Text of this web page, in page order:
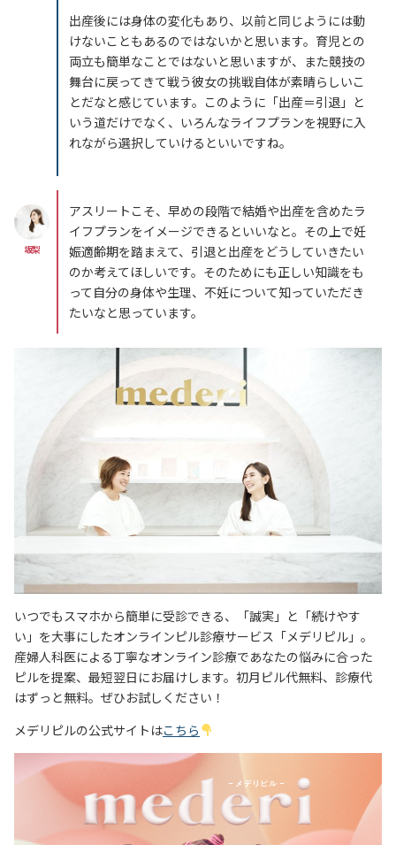
出産後には身体の変化もあり、以前と同じようには動
けないこともあるのではないかと思います。育児との
両立も簡単なことではないと思いますが、また競技の
舞台に戻ってきて戦う彼女の挑戦自体が素晴らしいこ
とだなと感じています。このように「出産＝引退」と
いう道だけでなく、いろんなライフプランを視野に入
れながら選択していけるといいですね。
坂梨
アスリートこそ、早めの段階で結婚や出産を含めたラ
イフプランをイメージできるといいなと。その上で妊
娠適齢期を踏まえて、引退と出産をどうしていきたい
のか考えてほしいです。そのためにも正しい知識をも
って自分の身体や生理、不妊について知っていただき
たいなと思っています。
いつでもスマホから簡単に受診できる、「誠実」と「続けやす
い」を大事にしたオンラインピル診療サービス「メデリピル」。
産婦人科医による丁寧なオンライン診療であなたの悩みに合った
ピルを提案、最短翌日にお届けします。初月ピル代無料、診療代
はずっと無料。ぜひお試しください！
メデリピルの公式サイトはこちら